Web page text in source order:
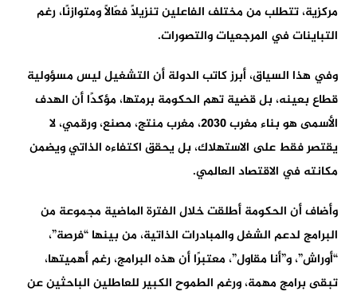
مركزية، تتطلب من مختلف الفاعلين تنزيلًا فعّالًا ومتوازنًا، رغم
التباينات في المرجعيات والتصورات.
وفي هذا السياق، أبرز كاتب الدولة أن التشغيل ليس مسؤولية
قطاع بعينه، بل قضية تهم الحكومة برمتها، مؤكدًا أن الهدف
الأسمى هو بناء مغرب 2030، مغرب منتج، مصنع، ورقمي، لا
يقتصر فقط على الاستهلاك، بل يحقق اكتفاءه الذاتي ويضمن
مكانته في الاقتصاد العالمي.
وأضاف أن الحكومة أطلقت خلال الفترة الماضية مجموعة من
البرامج لدعم الشغل والمبادرات الذاتية، من بينها “فرصة”،
“أوراش”، و”أنا مقاول”، معتبرًا أن هذه البرامج، رغم أهميتها،
تبقى برامج مهمة، ورغم الطموح الكبير للعاطلين الباحثين عن